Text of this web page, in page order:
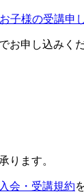
お子様の受講申
申し込みく
ります。
入会・受講規約